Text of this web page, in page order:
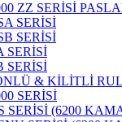
ZZ SERİSİ
SERİSİ
SERİSİ
SERİSİ
SERİSİ
& KİLİTLİ
SERİSİ
SERİSİ (6200